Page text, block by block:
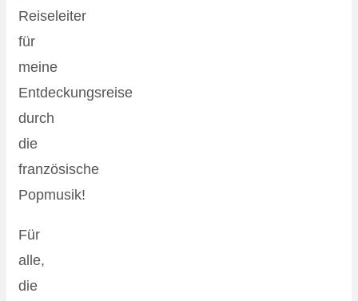
Reiseleiter
für
meine
Entdeckungsreise
durch
die
französische
Popmusik!
Für
alle,
die